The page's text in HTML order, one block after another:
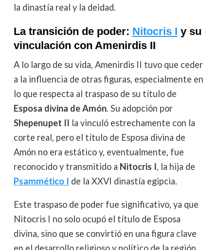
la dinastía real y la deidad.
La transición de poder: Nitocris I y su
vinculación con Amenirdis II
A lo largo de su vida, Amenirdis II tuvo que ceder
a la influencia de otras figuras, especialmente en
lo que respecta al traspaso de su título de
Esposa divina de Amón. Su adopción por
Shepenupet II la vinculó estrechamente con la
corte real, pero el título de Esposa divina de
Amón no era estático y, eventualmente, fue
reconocido y transmitido a Nitocris I, la hija de
Psammético I de la XXVI dinastía egipcia.
Este traspaso de poder fue significativo, ya que
Nitocris I no solo ocupó el título de Esposa
divina, sino que se convirtió en una figura clave